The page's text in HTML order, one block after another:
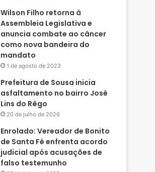
Wilson Filho retorna à
Assembleia Legislativa e
anuncia combate ao câncer
como nova bandeira do
mandato
1 de agosto de 2023
Prefeitura de Sousa inicia
asfaltamento no bairro José
Lins do Rêgo
20 de julho de 2026
Enrolado: Vereador de Bonito
de Santa Fé enfrenta acordo
judicial após acusações de
falso testemunho